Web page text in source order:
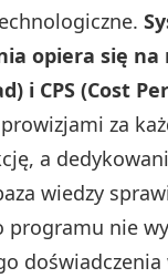
opiera się na
i CPS (Cost
za
a
wiedzy
programu nie